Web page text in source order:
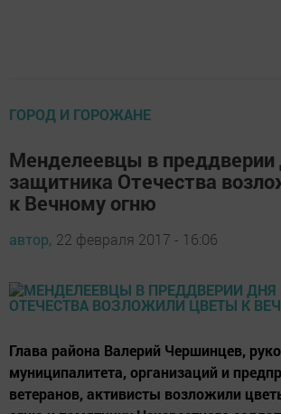
ГОРОД И ГОРОЖАНЕ
Менделеевцы в преддверии
защитника Отечества
к Вечному огню
автор, 22 февраля 2017 - 16:06
Глава района Валерий Чершинцев,
муниципалитета, организаций и
ветеранов, активисты возложили